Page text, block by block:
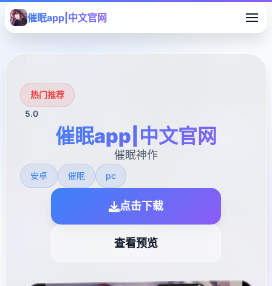
催眠app|中文官网
热门推荐
5.0
催眠app|中文官网
催眠神作
安卓 催眠 pc
点击下载
查看预览